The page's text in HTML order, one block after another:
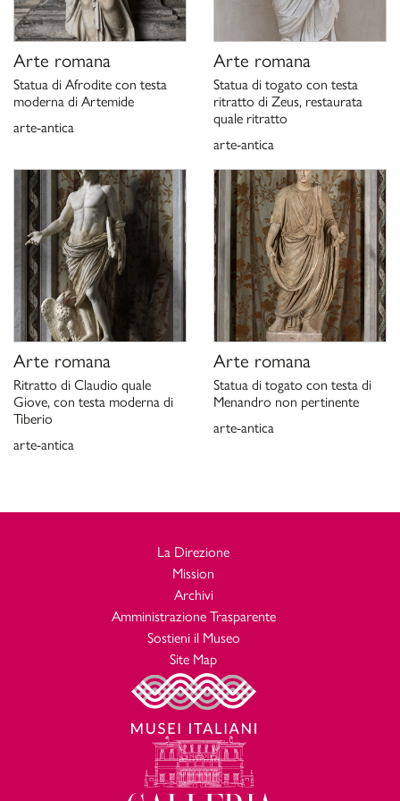
La collezione archeologica di Camillo e Francesco Borghese
Roma 2003, pp. 251-252, n. 241.
C. H. Hallet,The Roman Nuse, Heroic Portraits Statuary 200
BC-AD 300, Oxford 2005.
G. Ghini,Statua maschile su trono, inCapolavori dell’archeologia.
Recuperi, Ritrovamenti, Confronti , catalogo della mostra
(Roma, museo Nazionale di Castel sant’Angelo, 21 maggio- 5
novembre 2013), a cura di M.G. Bernardini, M. Lolli Ghetti,
Roma 2013, pp. 330-332.
Schede di catalogo 01008534; 01008535, P. Moreno 1976;
1979; aggiornamento G. Ciccarello 2021
Arte romana
Statua di Afrodite con testa
moderna di Artemide
arte-antica
Arte romana
Statua di togato con testa
ritratto di Zeus, restaurata
quale ritratto
arte-antica
Arte romana
Ritratto di Claudio quale
Giove, con testa moderna di
Tiberio
arte-antica
Arte romana
Statua di togato con testa di
Menandro non pertinente
arte-antica
La Direzione
Mission
Archivi
Amministrazione Trasparente
Sostieni il Museo
Site Map